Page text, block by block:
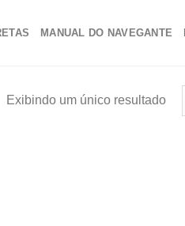
MANUAL DO NAVEGANTE
Exibindo um único resultado